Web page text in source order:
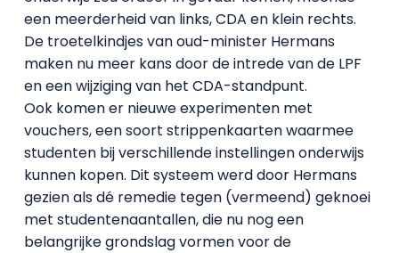
een meerderheid van links, CDA en klein rechts.
De troetelkindjes van oud-minister Hermans
maken nu meer kans door de intrede van de LPF
en een wijziging van het CDA-standpunt.
Ook komen er nieuwe experimenten met
vouchers, een soort strippenkaarten waarmee
studenten bij verschillende instellingen onderwijs
kunnen kopen. Dit systeem werd door Hermans
gezien als dé remedie tegen (vermeend) geknoei
met studentenaantallen, die nu nog een
belangrijke grondslag vormen voor de